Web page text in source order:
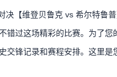
决【维登贝鲁克 vs 希尔特鲁
错过这场精彩的比赛。为了您
交锋记录和赛程安排。这里是